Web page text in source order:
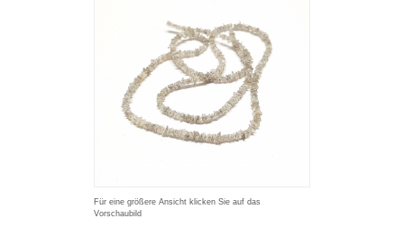
Für eine größere Ansicht klicken Sie auf das
Vorschaubild